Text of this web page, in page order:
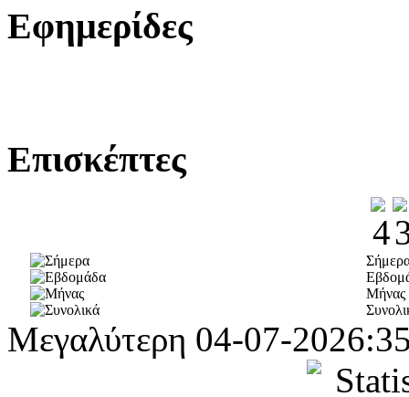
Εφημερίδες
Επισκέπτες
Μήνας
Μεγαλύτερη 04-07-